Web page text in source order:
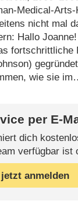
Medical-
nicht mal
Hallo
fortschrittliche
wie sie im
per E-
dich
verfügbar ist
jetzt anmelden